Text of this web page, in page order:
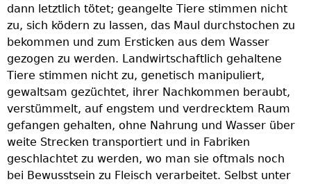
dann letztlich tötet; geangelte Tiere stimmen nicht
zu, sich ködern zu lassen, das Maul durchstochen zu
bekommen und zum Ersticken aus dem Wasser
gezogen zu werden. Landwirtschaftlich gehaltene
Tiere stimmen nicht zu, genetisch manipuliert,
gewaltsam gezüchtet, ihrer Nachkommen beraubt,
verstümmelt, auf engstem und verdrecktem Raum
gefangen gehalten, ohne Nahrung und Wasser über
weite Strecken transportiert und in Fabriken
geschlachtet zu werden, wo man sie oftmals noch
bei Bewusstsein zu Fleisch verarbeitet. Selbst unter